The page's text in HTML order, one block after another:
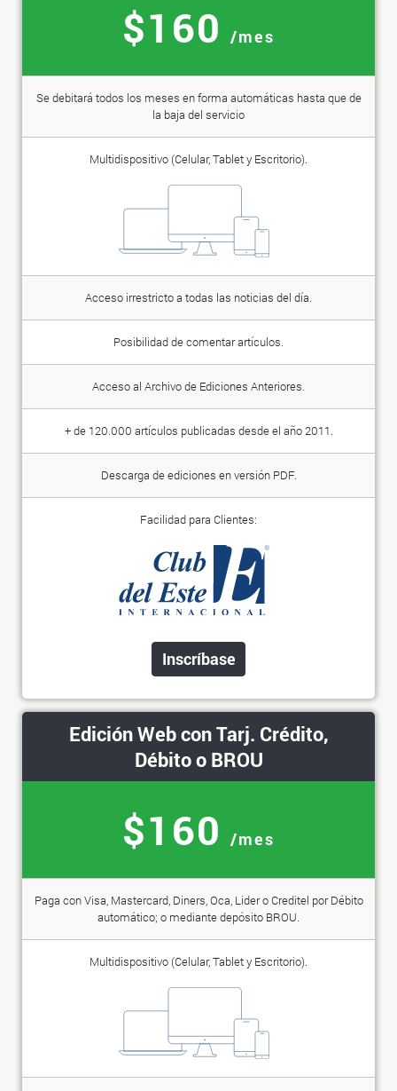
$160 /mes
Se debitará todos los meses en forma automáticas hasta que de
la baja del servicio
Multidispositivo (Celular, Tablet y Escritorio).
Acceso irrestricto a todas las noticias del día.
Posibilidad de comentar artículos.
Acceso al Archivo de Ediciones Anteriores.
+ de 120.000 artículos publicadas desde el año 2011.
Descarga de ediciones en versión PDF.
Facilidad para Clientes:
Inscríbase
Edición Web con Tarj. Crédito,
Débito o BROU
$160 /mes
Paga con Visa, Mastercard, Diners, Oca, Lider o Creditel por Débito
automático; o mediante depósito BROU.
Multidispositivo (Celular, Tablet y Escritorio).